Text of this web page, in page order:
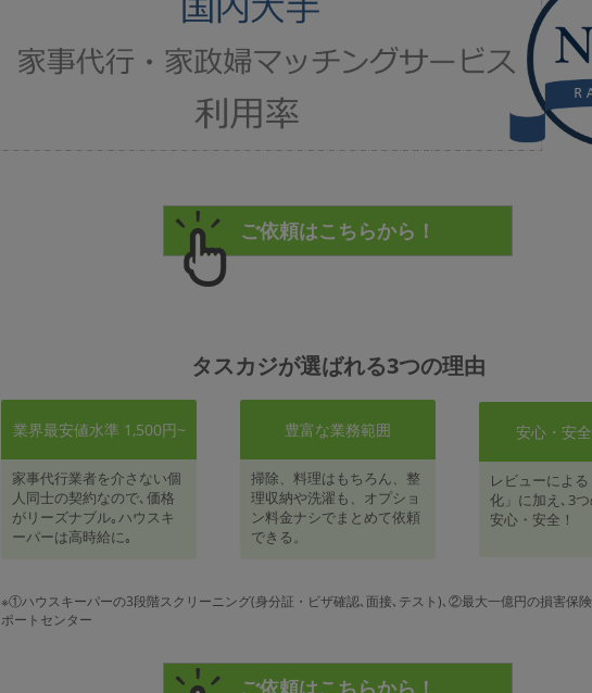
タスカジが選ばれる3つの理由
業界最安値水準 1,500円~
家事代行業者を介さない個
人同士の契約なので､価格
がリーズナブル｡ハウスキ
ーパーは高時給に｡
豊富な業務範囲
掃除、料理はもちろん、整
理収納や洗濯も、オプショ
ン料金ナシでまとめて依頼
できる。
安心・安
レビューによ
化」に加え､3
安心・安全！
※①ハウスキーパーの3段階スクリーニング(身分証・ビザ確認､面接､テスト)､②最大一億円の損害保
ポートセンター